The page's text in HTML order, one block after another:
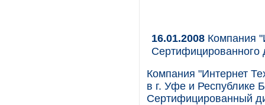
16.01.2008 Компания
Сертифицированного
Компания "Интернет
в г. Уфе и Республике
Сертифицированный